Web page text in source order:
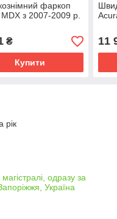
фаркоп
з 2007-2009 р.
₴
Купити
11
рік
одразу за
Україна